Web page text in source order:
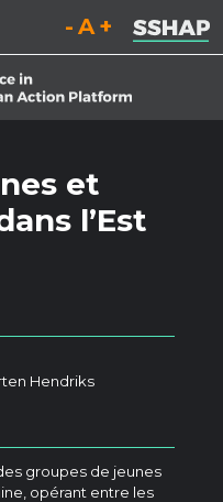
Diminuez la taille de la
Réinitialisez la
et
l’Est
Hendriks
groupes de jeunes
opérant entre les